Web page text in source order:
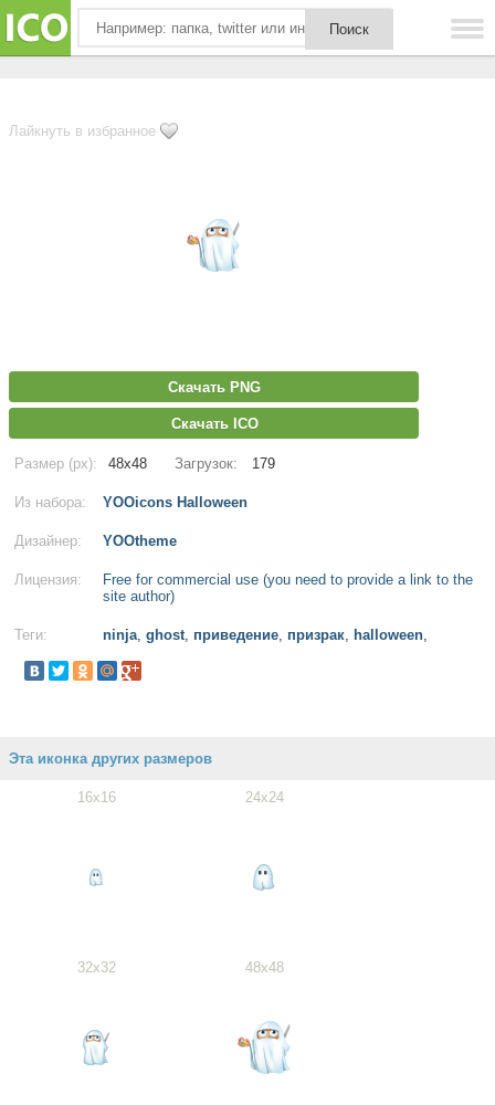
Лайкнуть в избранное
Скачать PNG
Скачать ICO
Размер (px): 48x48 Загрузок: 179
Из набора: YOOicons Halloween
Дизайнер: YOOtheme
Лицензия:
Free for commercial use (you need to provide a link to the
site author)
Теги: ninja, ghost, приведение, призрак, halloween,
Эта иконка других размеров
16x16 24x24
32x32 48x48